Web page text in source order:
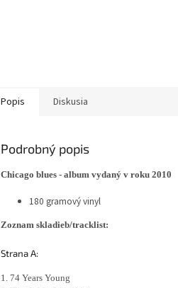
Popis Diskusia
Podrobný popis
Chicago blues - album vydaný v roku 2010
180 gramový vinyl
Zoznam skladieb/tracklist:
Strana A:
1. 74 Years Young